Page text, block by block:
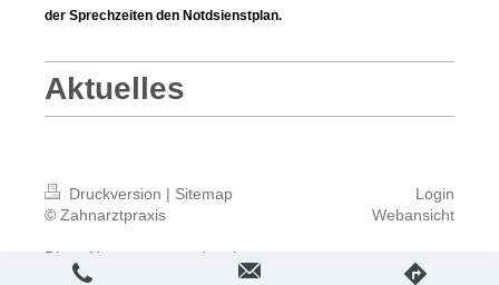
der Sprechzeiten den Notdsienstplan.
Aktuelles
Druckversion | Sitemap
© Zahnarztpraxis
Diese Homepage wurde mit
IONOS MyWebsite
Login
Webansicht